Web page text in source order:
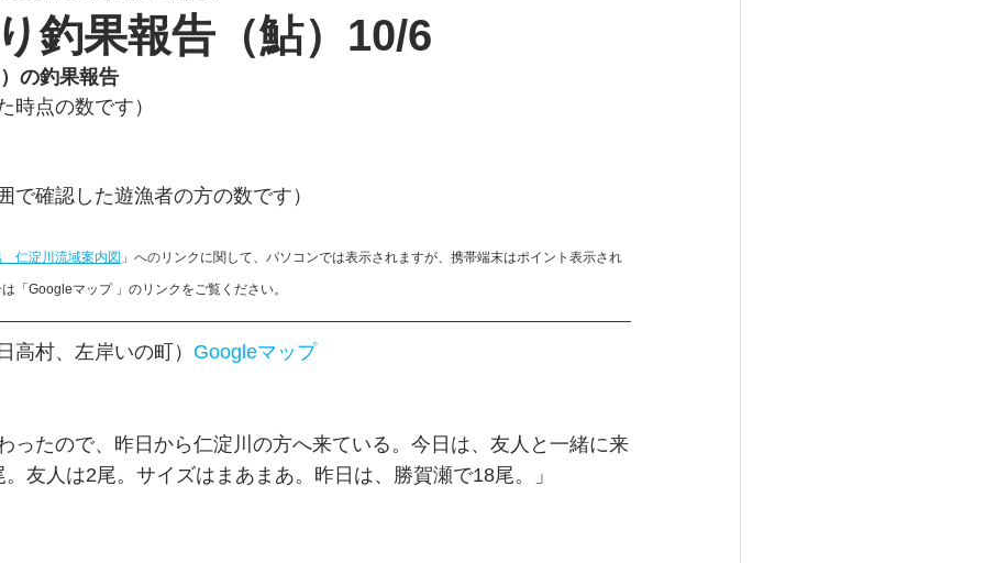
釣果報告（鮎）10/6
の釣果報告
点の数です）
確認した遊漁者の方の数です）
仁淀川流域案内図 」へのリンクに関して、パソコンでは表示されますが、携帯端末はポイント表示され
「Googleマップ 」のリンクをご覧ください。
高村、左岸いの町） Googleマップ
ったので、昨日から仁淀川の方へ来ている。今日は、友人と一緒に来
友人は2尾。サイズはまあまあ。昨日は、勝賀瀬で18尾。」